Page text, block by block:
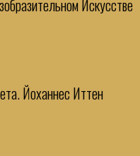
Искусстве
Йоханнес Иттен